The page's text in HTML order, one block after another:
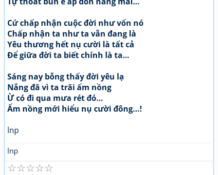
Cứ chấp nhận cuộc đời như vốn nó
Chấp nhận ta như ta vẫn đang là
Yêu thương hết nụ cười là tất cả
Để giữa đời ta biết chính là ta…
Sáng nay bỗng thấy đời yêu lạ
Nắng đã vì ta trãi ấm nồng
Ừ có đi qua mưa rét đó…
Ấm nồng mới hiểu nụ cười đông…!
lnp
lnp
☆
☆
☆
☆
☆